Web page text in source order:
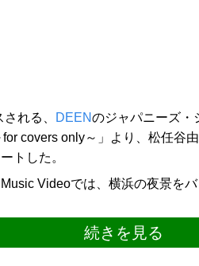
れる、 DEENのジャパニーズ・
covers only～」より、松任谷
トした。
Videoでは、横浜の夜景を
続きを見る